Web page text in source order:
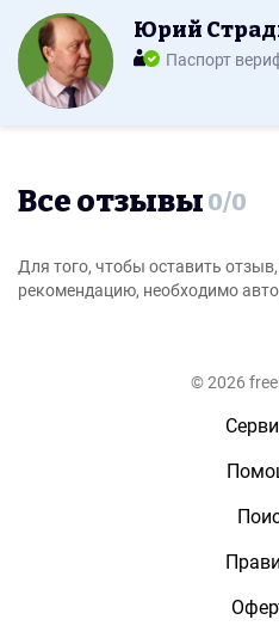
Юрий
Паспорт
Все отзывы 0/0
Для того, чтобы оставить
рекомендацию, необходимо
© 2026